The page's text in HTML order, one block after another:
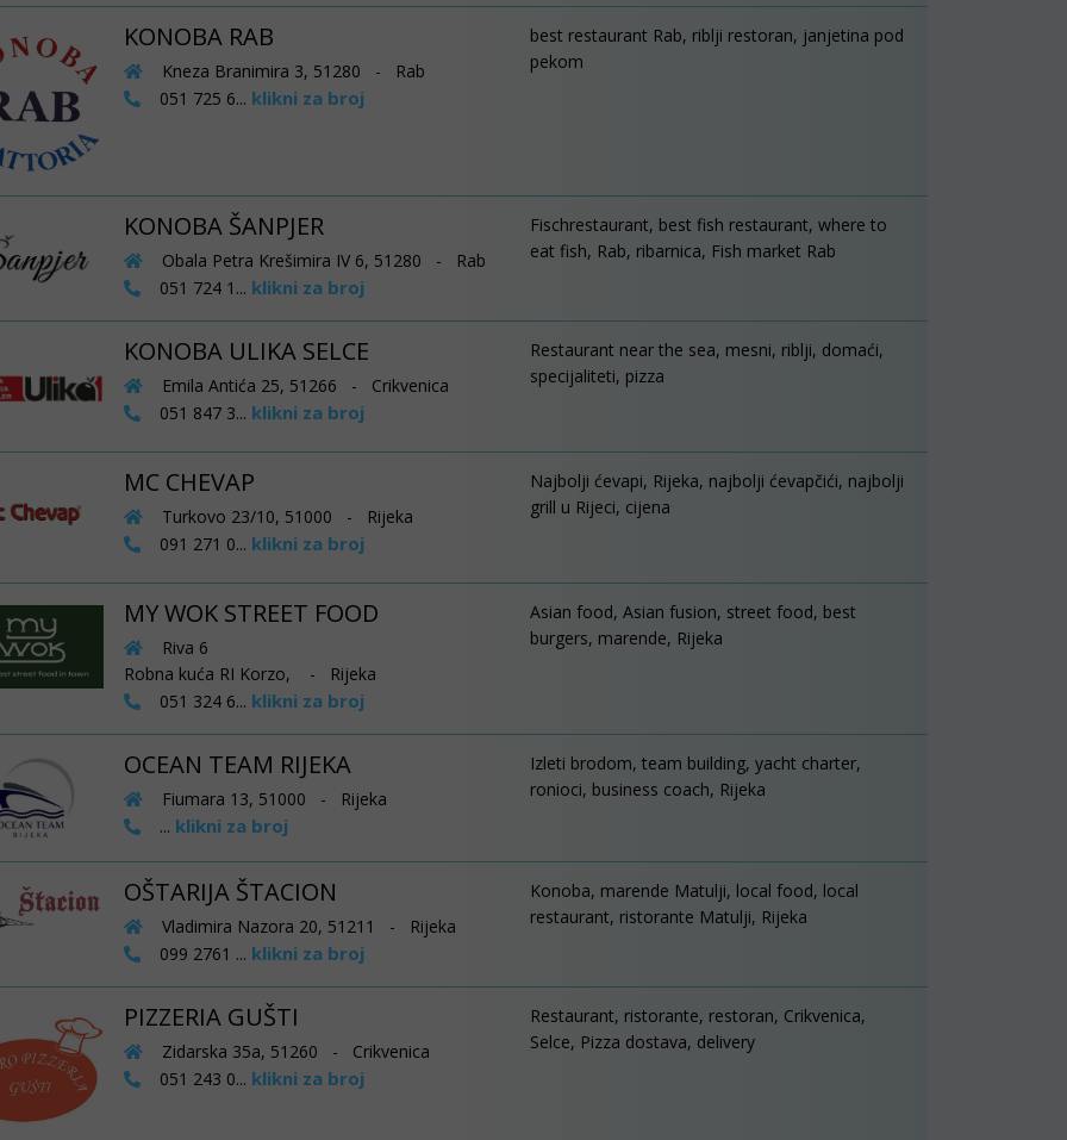
KONOBA RAB
Kneza Branimira 3, 51280 - Rab
051 725 6... klikni za broj
best restaurant Rab, riblji restoran, janjetina pod
pekom
KONOBA ŠANPJER
Obala Petra Krešimira IV 6, 51280 - Rab
051 724 1... klikni za broj
Fischrestaurant, best fish restaurant, where to
eat fish, Rab, ribarnica, Fish market Rab
KONOBA ULIKA SELCE
Emila Antića 25, 51266 - Crikvenica
051 847 3... klikni za broj
Restaurant near the sea, mesni, riblji, domaći,
specijaliteti, pizza
MC CHEVAP
Turkovo 23/10, 51000 - Rijeka
091 271 0... klikni za broj
Najbolji ćevapi, Rijeka, najbolji ćevapčići, najbolji
grill u Rijeci, cijena
MY WOK STREET FOOD
Riva 6
Robna kuća RI Korzo, - Rijeka
051 324 6... klikni za broj
Asian food, Asian fusion, street food, best
burgers, marende, Rijeka
OCEAN TEAM RIJEKA
Fiumara 13, 51000 - Rijeka
... klikni za broj
Izleti brodom, team building, yacht charter,
ronioci, business coach, Rijeka
OŠTARIJA ŠTACION
Vladimira Nazora 20, 51211 - Rijeka
099 2761 ... klikni za broj
Konoba, marende Matulji, local food, local
restaurant, ristorante Matulji, Rijeka
PIZZERIA GUŠTI
Zidarska 35a, 51260 - Crikvenica
051 243 0... klikni za broj
Restaurant, ristorante, restoran, Crikvenica,
Selce, Pizza dostava, delivery